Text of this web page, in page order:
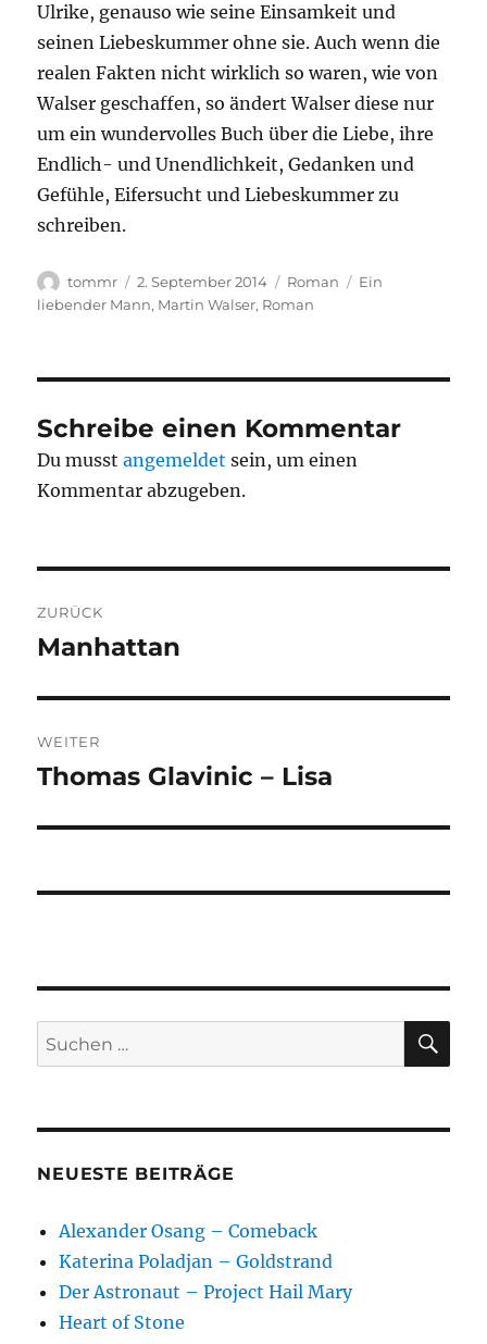
Ulrike, genauso wie seine Einsamkeit und
seinen Liebeskummer ohne sie. Auch wenn die
realen Fakten nicht wirklich so waren, wie von
Walser geschaffen, so ändert Walser diese nur
um ein wundervolles Buch über die Liebe, ihre
Endlich- und Unendlichkeit, Gedanken und
Gefühle, Eifersucht und Liebeskummer zu
schreiben.
Autor
tommr
Veröffentlicht
am
2. September 2014 Kategorien
Roman Schlagwörter
Ein
liebender Mann, Martin Walser, Roman
Schreibe einen Kommentar
Du musstangemeldet sein, um einen
Kommentar abzugeben.
ZURÜCK
Vorheriger
Manhattan
WEITER
Nächster
Thomas Glavinic – Lisa
Suchen
nach:
NEUESTE BEITRÄGE
Alexander Osang – Comeback
Katerina Poladjan – Goldstrand
Der Astronaut – Project Hail Mary
Heart of Stone